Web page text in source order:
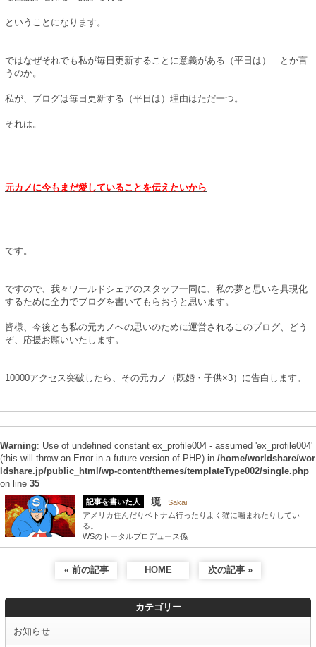
ということになります。
ではなぜそれでも私が毎日更新することに意義がある（平日は） とか言
うのか。
私が、ブログは毎日更新する（平日は）理由はただ一つ。
それは。
元カノに今もまだ愛していることを伝えたいから
です。
ですので、我々ワールドシェアのスタッフ一同に、私の夢と思いを具現化
するために全力でブログを書いてもらおうと思います。
皆様、今後とも私の元カノへの思いのために運営されるこのブログ、どう
ぞ、応援お願いいたします。
10000アクセス突破したら、その元カノ（既婚・子供×3）に告白します。
Warning: Use of undefined constant ex_profile004 - assumed 'ex_profile004'
(this will throw an Error in a future version of PHP) in /home/worldshare/wor
ldshare.jp/public_html/wp-content/themes/templateType002/single.php
on line 35
記事を書いた人 境
Sakai
アメリカ住んだりベトナム行ったりよく猫に噛まれたりしてい
る。
WSのトータルプロデュース係
« 前の記事 HOME 次の記事 »
カテゴリー
お知らせ